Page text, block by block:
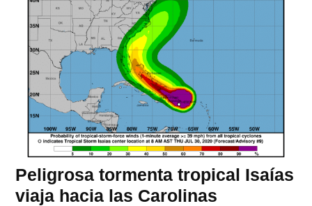
Peligrosa tormenta tropical Isaías
viaja hacia las Carolinas